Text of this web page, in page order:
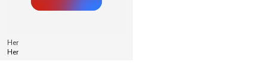
Her
Her